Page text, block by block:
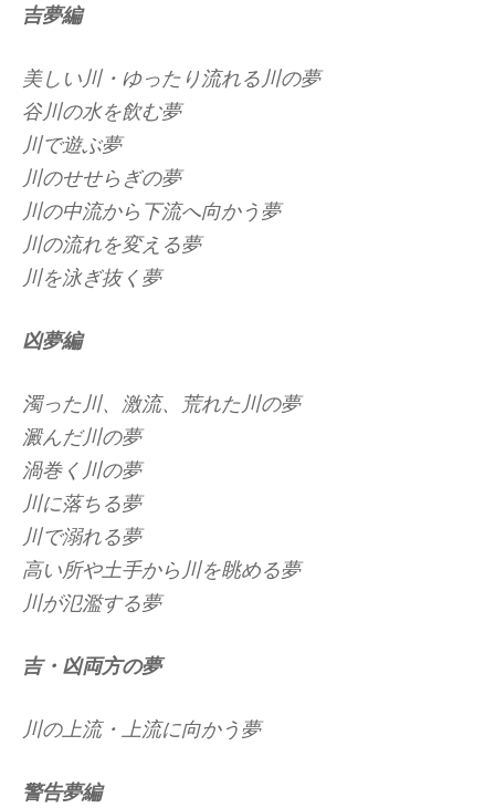
吉夢編
美しい川・ゆったり流れる川の夢
谷川の水を飲む夢
川で遊ぶ夢
川のせせらぎの夢
川の中流から下流へ向かう夢
川の流れを変える夢
川を泳ぎ抜く夢
凶夢編
濁った川、激流、荒れた川の夢
澱んだ川の夢
渦巻く川の夢
川に落ちる夢
川で溺れる夢
高い所や土手から川を眺める夢
川が氾濫する夢
吉・凶両方の夢
川の上流・上流に向かう夢
警告夢編